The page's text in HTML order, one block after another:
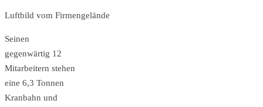
Luftbild vom Firmengelände
Seinen
gegenwärtig 12
Mitarbeitern stehen
eine 6,3 Tonnen
Kranbahn und